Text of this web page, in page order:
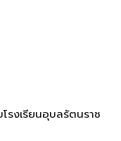
งเรียนอุบลรัตนราช